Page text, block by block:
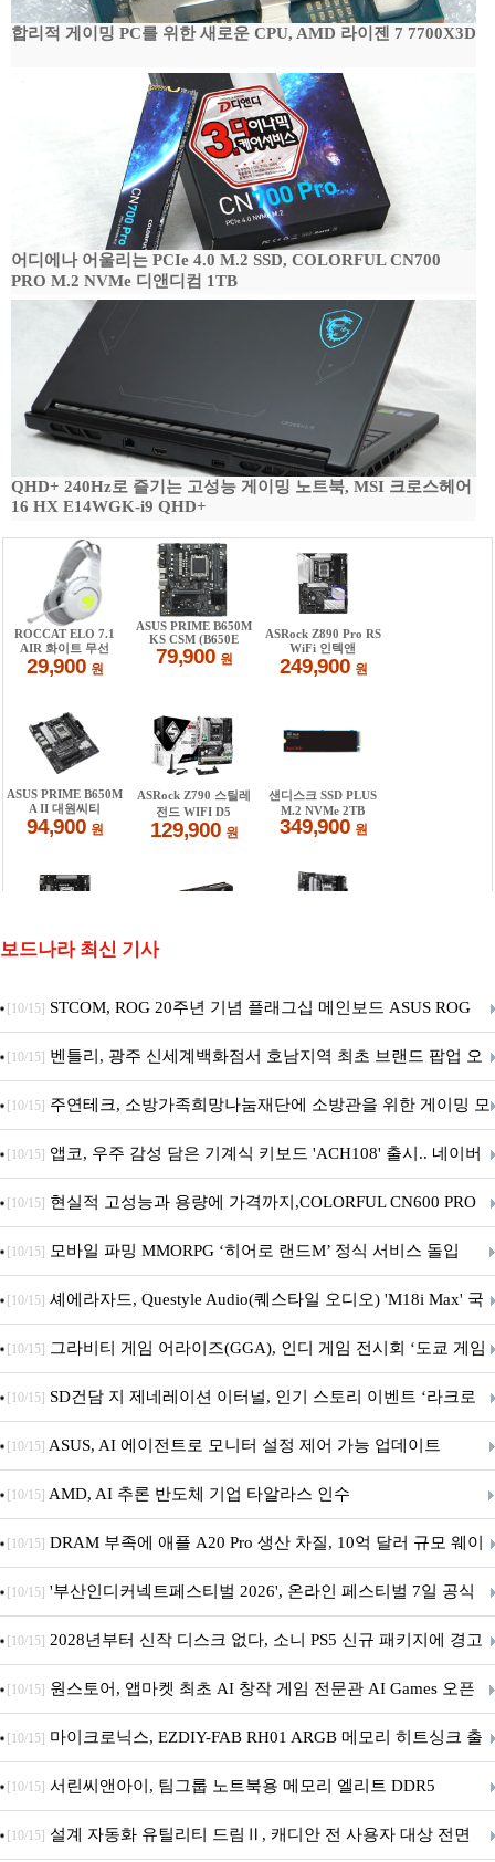
합리적 게이밍 PC를 위한 새로운 CPU, AMD 라이젠 7 7700X3D
어디에나 어울리는 PCIe 4.0 M.2 SSD, COLORFUL CN700
PRO M.2 NVMe 디앤디컴 1TB
QHD+ 240Hz로 즐기는 고성능 게이밍 노트북, MSI 크로스헤어
16 HX E14WGK-i9 QHD+
보드나라 최신 기사
[10/15] STCOM, ROG 20주년 기념 플래그십 메인보드 ASUS ROG
Crosshair X870E EDITION 20 국내 출시 예정
[10/15] 벤틀리, 광주 신세계백화점서 호남지역 최초 브랜드 팝업 오
픈
[10/15] 주연테크, 소방가족희망나눔재단에 소방관을 위한 게이밍 모
니터·스마트 펫 침대 기부
[10/15] 앱코, 우주 감성 담은 기계식 키보드 'ACH108' 출시.. 네이버
브랜드데이 기획전 진행
[10/15] 현실적 고성능과 용량에 가격까지,COLORFUL CN600 PRO
M.2 NVMe 디앤디컴 1TB
[10/15] 모바일 파밍 MMORPG ‘히어로 랜드M’ 정식 서비스 돌입
[10/15] 셰에라자드, Questyle Audio(퀘스타일 오디오) 'M18i Max' 국
내 정식 출시
[10/15] 그라비티 게임 어라이즈(GGA), 인디 게임 전시회 ‘도쿄 게임
던전 13’ 참가!
[10/15] SD건담 지 제네레이션 이터널, 인기 스토리 이벤트 ‘라크로
아의 용사’ 재개최 및 풍성한 기념 이벤트 실시!
[10/15] ASUS, AI 에이전트로 모니터 설정 제어 가능 업데이트
[10/15] AMD, AI 추론 반도체 기업 타알라스 인수
[10/15] DRAM 부족에 애플 A20 Pro 생산 차질, 10억 달러 규모 웨이
퍼 대기
[10/15] '부산인디커넥트페스티벌 2026', 온라인 페스티벌 7일 공식
개막... 22일간 진행
[10/15] 2028년부터 신작 디스크 없다, 소니 PS5 신규 패키지에 경고
문 추가
[10/15] 원스토어, 앱마켓 최초 AI 창작 게임 전문관 AI Games 오픈
[10/15] 마이크로닉스, EZDIY-FAB RH01 ARGB 메모리 히트싱크 출
시
[10/15] 서린씨앤아이, 팀그룹 노트북용 메모리 엘리트 DDR5
5600MHz 16GB 출시
[10/15] 설계 자동화 유틸리티 드림Ⅱ, 캐디안 전 사용자 대상 전면